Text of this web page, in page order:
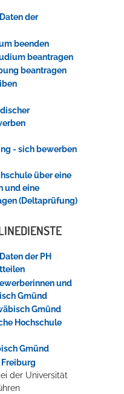
rauschende Meer im
Entspannung auf der
der
beenden
beantragen
beantragen
- sich bewerben
über eine
und eine
(Deltaprüfung)
der PH
und
Gmünd
Gmünd
Hochschule
Gmünd
der Universität